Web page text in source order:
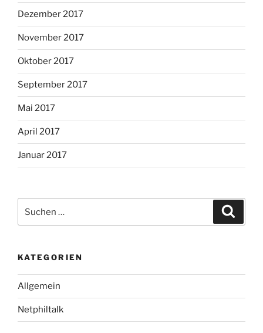
Dezember 2017
November 2017
Oktober 2017
September 2017
Mai 2017
April 2017
Januar 2017
nach:
KATEGORIEN
Allgemein
Netphiltalk